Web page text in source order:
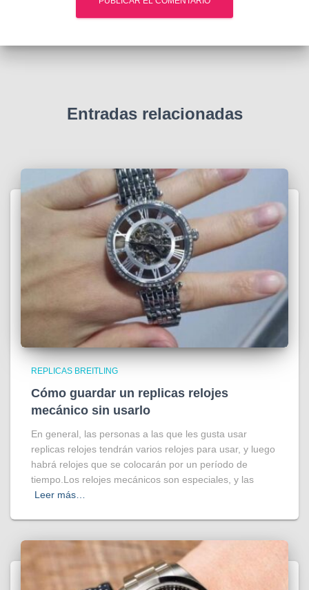
Entradas relacionadas
REPLICAS BREITLING
Cómo guardar un replicas relojes
mecánico sin usarlo
En general, las personas a las que les gusta usar
replicas relojes tendrán varios relojes para usar, y luego
habrá relojes que se colocarán por un período de
tiempo.Los relojes mecánicos son especiales, y las
Leer más…